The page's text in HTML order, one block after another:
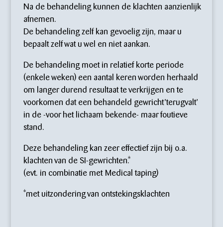
Na de behandeling kunnen de klachten aanzienlijk
afnemen.
De behandeling zelf kan gevoelig zijn, maar u
bepaalt zelf wat u wel en niet aankan.
De behandeling moet in relatief korte periode
(enkele weken) een aantal keren worden herhaald
om langer durend resultaat te verkrijgen en te
voorkomen dat een behandeld gewricht ’terugvalt’
in de -voor het lichaam bekende- maar foutieve
stand.
Deze behandeling kan zeer effectief zijn bij o.a.
klachten van de SI-gewrichten.*
(evt. in combinatie met Medical taping)
*met uitzondering van ontstekingsklachten